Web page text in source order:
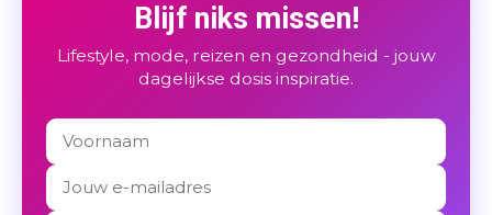
Blijf niks missen!
Lifestyle, mode, reizen en gezondheid - jouw
dagelijkse dosis inspiratie.